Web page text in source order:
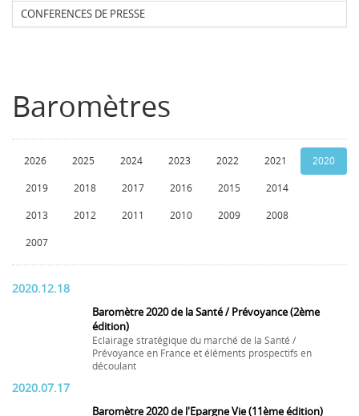
CONFERENCES DE PRESSE
Baromètres
2026 2025 2024 2023 2022 2021 2020
2019 2018 2017 2016 2015 2014
2013 2012 2011 2010 2009 2008
2007
2020.12.18
Baromètre 2020 de la Santé / Prévoyance (2ème
édition)
Eclairage stratégique du marché de la Santé /
Prévoyance en France et éléments prospectifs en
découlant
2020.07.17
Baromètre 2020 de l'Epargne Vie (11ème édition)